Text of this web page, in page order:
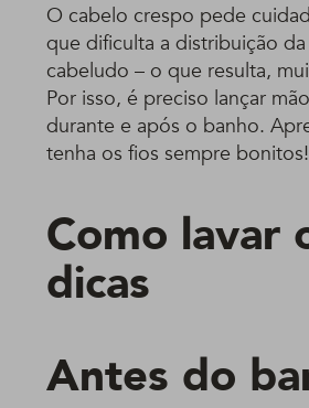
O cabelo crespo pede
que dificulta a distribuição
cabeludo – o que resulta,
Por isso, é preciso lançar
durante e após o banho.
tenha os fios sempre bonitos!
Como lavar
dicas
Antes do